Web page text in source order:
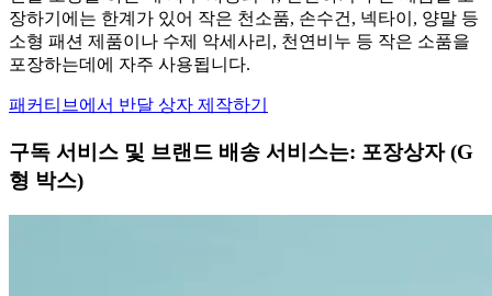
장하기에는 한계가 있어 작은 천소품, 손수건, 넥타이, 양말 등
소형 패션 제품이나 수제 악세사리, 천연비누 등 작은 소품을
포장하는데에 자주 사용됩니다.
패커티브에서 반달 상자 제작하기
구독 서비스 및 브랜드 배송 서비스는: 포장상자 (G
형 박스)